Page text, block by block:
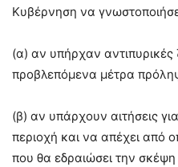
Κυβέρνηση να
(α) αν υπήρχαν
προβλεπόμενα μέτρα
(β) αν υπάρχουν αιτήσεις
περιοχή και να απέχει από
που θα εδραιώσει την σκέψη